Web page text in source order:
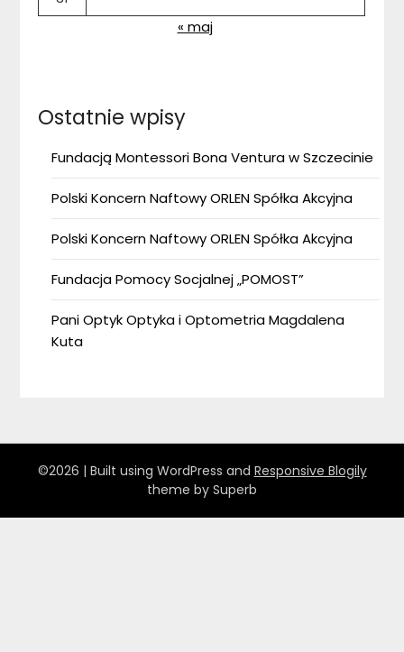
« maj
Ostatnie wpisy
Fundacją Montessori Bona Ventura w Szczecinie
Polski Koncern Naftowy ORLEN Spółka Akcyjna
Polski Koncern Naftowy ORLEN Spółka Akcyjna
Fundacja Pomocy Socjalnej „POMOST”
Pani Optyk Optyka i Optometria Magdalena
Kuta
©2026 | Built using WordPress and Responsive Blogily
theme by Superb